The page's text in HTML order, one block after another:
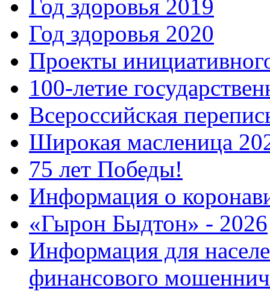
Год здоровья 2019
Год здоровья 2020
Проекты
100-летие
Всероссийская
Широкая масленица
75 лет Победы!
Информация о
«Гырон Быдтон» - 2026
Информация для
финансового